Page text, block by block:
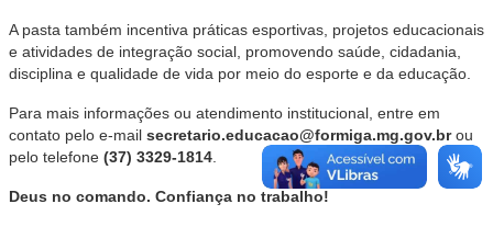
A pasta também incentiva práticas esportivas, projetos educacionais
e atividades de integração social, promovendo saúde, cidadania,
disciplina e qualidade de vida por meio do esporte e da educação.
Para mais informações ou atendimento institucional, entre em
contato pelo e-mail secretario.educacao@formiga.mg.gov.brou
pelo telefone (37) 3329-1814
Deus no comando. Confiança no trabalho!